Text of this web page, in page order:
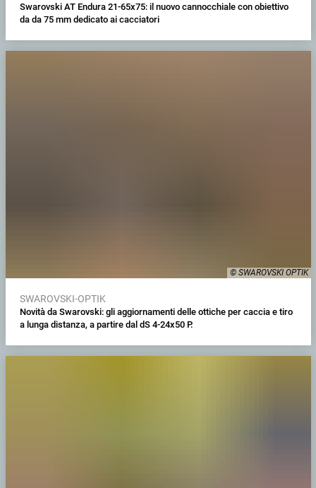
Swarovski AT Endura 21-65x75: il nuovo cannocchiale con obiettivo
da da 75 mm dedicato ai cacciatori
© SWAROVSKI OPTIK
SWAROVSKI-OPTIK
Novità da Swarovski: gli aggiornamenti delle ottiche per caccia e tiro
a lunga distanza, a partire dal dS 4-24x50 P.